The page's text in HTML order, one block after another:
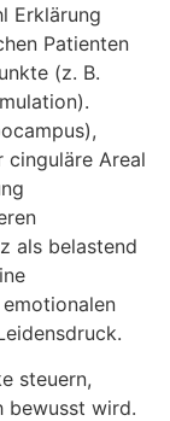
Erklärung
Patienten
(z. B.
Areal
a‬ls belastend
steuern,
bewusst wird.